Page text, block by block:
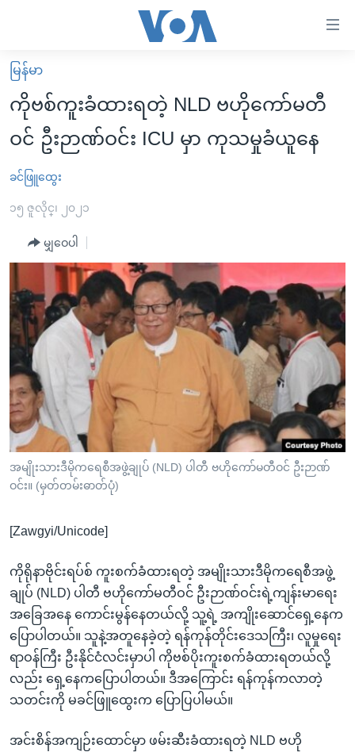
လွယ်ကူ
စေ
သည့်
များ
ပင်မ
ကြည့်
ရန်
ပင်မ
ညွန်း
စာမျက်နှာ
သို့
ကျော်
ကြည့်
ရန်
ရန်
သို့
ကျော်
ရန်
မူလစာမျက်နှာ
မြန်မာ
ကမ္ဘာ့သတင်းများ
နိုင်ငံတကာ
အစ္စရေး-ပါလက်စတိုင်း
ဗွီဒီယို
အင်္ဂလိပ်စာလေ့လာမယ်
အမေရိကန်သုံးအီဒီယံ
မကြေးမုံရဲ့ အင်္ဂလိပ်စာ
ရုပ်ရှင်ထဲက အင်္ဂလိပ်စာ
သုတပဒေသာ အင်္ဂလိပ်စာ
အပတ်စဉ်ကဏ္ဍများ
ရေဒီယို
တီဗွီ
ရေဒီယိုနှင့်ရုပ်သံ အချက်အလက်များ
ရေဒီယို/တီဗွီအစီအစဉ်
Learning English
ဗွီအိုအေ လူမှုကွန်ယက်များ
မြန်မာ
ကိုဗစ်ကူးခံထားရတဲ့ NLD ဗဟိုကော်မတီ
ဝင် ဦးဉာဏ်ဝင်း ICU မှာ ကုသမှုခံယူနေ
ခင်ဖြူထွေး
၁၅ ဇူလိုင္၊ ၂၀၂၁
မျှဝေပါ
အမျိုးသားဒီမိုကရေစီအဖွဲ့ချုပ် (NLD) ပါတီ ဗဟိုကော်မတီဝင် ဦးဉာဏ်
ဝင်း။ (မှတ်တမ်းဓာတ်ပုံ)
[Zawgyi/Unicode]
ကိုရိုနာဗိုင်းရပ်စ် ကူးစက်ခံထားရတဲ့ အမျိုးသားဒီမိုကရေစီအဖွဲ့
ချုပ် (NLD) ပါတီ ဗဟိုကော်မတီဝင် ဦးဉာဏ်ဝင်းရဲ့ကျန်းမာရေး
အခြေအနေ ကောင်းမွန်နေတယ်လို့ သူ့ရဲ့ အကျိုးဆောင်ရှေ့နေက
ပြောပါတယ်။ သူနဲ့အတူနေခဲ့တဲ့ ရန်ကုန်တိုင်းဒေသကြီး၊ လူမှုရေး
ရာဝန်ကြီး ဦးနိုင်ငံလင်းမှာပါ ကိုဗစ်ပိုးကူးစက်ခံထားရတယ်လို့
လည်း ရှေ့နေကပြောပါတယ်။ ဒီအကြောင်း ရန်ကုန်ကလာတဲ့
သတင်းကို မခင်ဖြူထွေးက ပြောပြပါမယ်။
အင်းစိန်အကျဉ်းထောင်မှာ ဖမ်းဆီးခံထားရတဲ့ NLD ဗဟို